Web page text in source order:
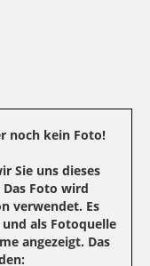
noch kein Foto!
Sie uns dieses
Foto wird
verwendet. Es
als Fotoquelle
angezeigt. Das